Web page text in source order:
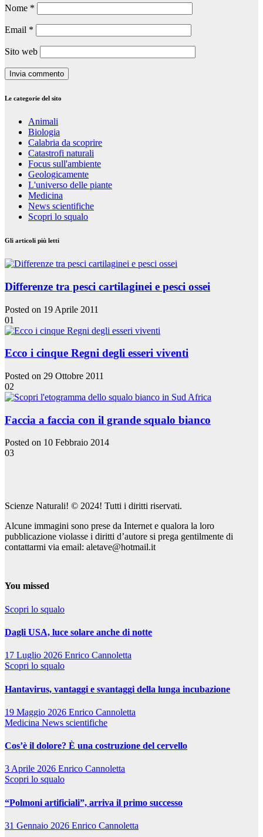
Nome *
Email *
Sito web
Le categorie del sito
Animali
Biologia
Calabria da scoprire
Catastrofi naturali
Focus sull'ambiente
Geologicamente
L'universo delle piante
Medicina
News scientifiche
Scopri lo squalo
Gli articoli più letti
Differenze tra pesci cartilaginei e pesci ossei
Posted on 19 Aprile 2011
01
Ecco i cinque Regni degli esseri viventi
Posted on 29 Ottobre 2011
02
Faccia a faccia con il grande squalo bianco
Posted on 10 Febbraio 2014
03
Scienze Naturali! © 2024! Tutti i diritti riservati.
Alcune immagini sono prese da Internet e qualora la loro
pubblicazione violasse i diritti d’autore si prega gentilmente di
contattarmi via email: aletave@hotmail.it
You missed
Scopri lo squalo
Dagli USA, luce solare anche di notte
17 Luglio 2026 Enrico Cannoletta
Scopri lo squalo
Hantavirus, vantaggi e svantaggi della lunga incubazione
19 Maggio 2026 Enrico Cannoletta
Medicina News scientifiche
Cos’è il dolore? È una costruzione del cervello
3 Aprile 2026 Enrico Cannoletta
Scopri lo squalo
“Polmoni artificiali”, arriva il primo successo
31 Gennaio 2026 Enrico Cannoletta